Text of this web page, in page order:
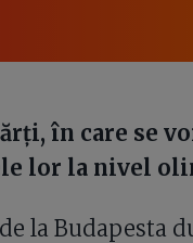
în care se
lor la nivel
la Budapesta